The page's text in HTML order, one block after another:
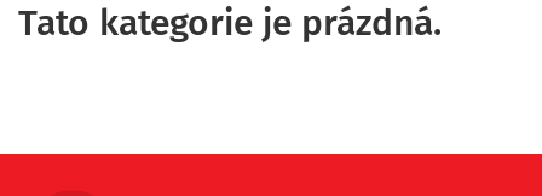
Tato kategorie je prázdná.